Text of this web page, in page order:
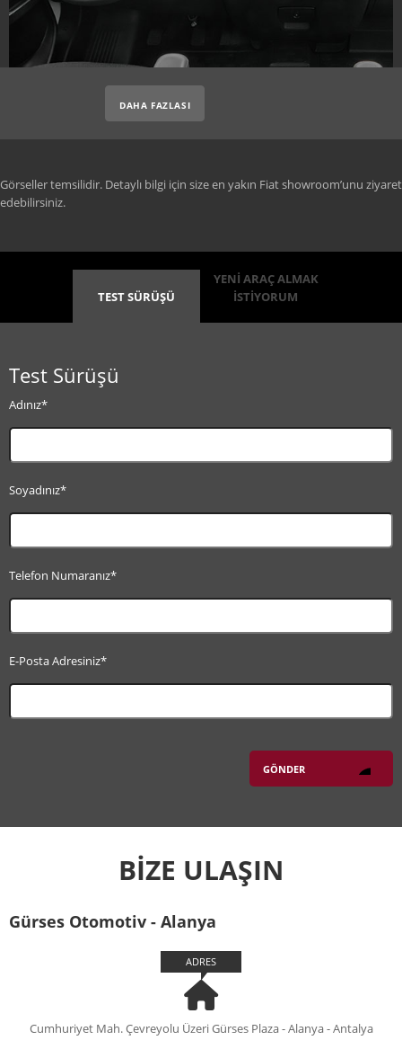
DAHA FAZLASI
Görseller temsilidir. Detaylı bilgi için size en yakın Fiat showroom’unu ziyaret
edebilirsiniz.
TEST SÜRÜŞÜ
YENİ ARAÇ ALMAK
İSTİYORUM
Test Sürüşü
Adınız*
Soyadınız*
Telefon Numaranız*
E-Posta Adresiniz*
BİZE ULAŞIN
Gürses Otomotiv - Alanya
ADRES
Cumhuriyet Mah. Çevreyolu Üzeri Gürses Plaza - Alanya - Antalya